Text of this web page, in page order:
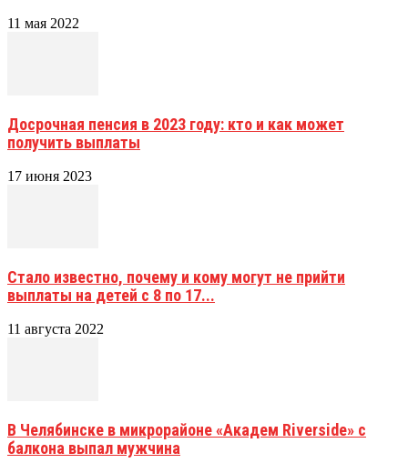
11 мая 2022
Досрочная пенсия в 2023 году: кто и как может
получить выплаты
17 июня 2023
Стало известно, почему и кому могут не прийти
выплаты на детей с 8 по 17...
11 августа 2022
В Челябинске в микрорайоне «Академ Riverside» с
балкона выпал мужчина